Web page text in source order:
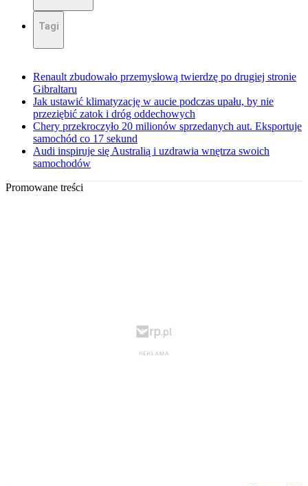
Tagi
Renault zbudowało przemysłową twierdzę po drugiej stronie
Gibraltaru
Jak ustawić klimatyzację w aucie podczas upału, by nie
przeziębić zatok i dróg oddechowych
Chery przekroczyło 20 milionów sprzedanych aut. Eksportuje
samochód co 17 sekund
Audi inspiruje się Australią i uzdrawia wnętrza swoich
samochodów
Promowane treści